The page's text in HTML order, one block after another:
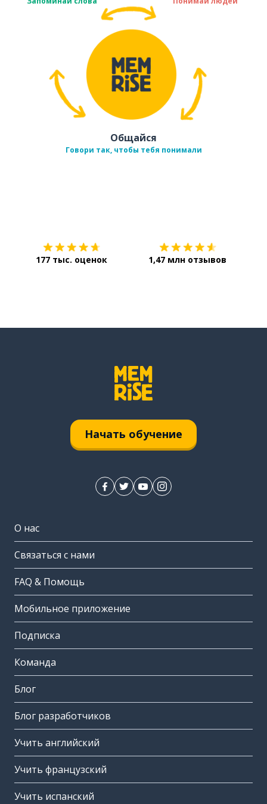
Общайся
Говори так, чтобы тебя понимали
177 тыс. оценок 1,47 млн отзывов
Начать обучение
О нас
Связаться с нами
FAQ & Помощь
Мобильное приложение
Подписка
Команда
Блог
Блог разработчиков
Учить английский
Учить французский
Учить испанский